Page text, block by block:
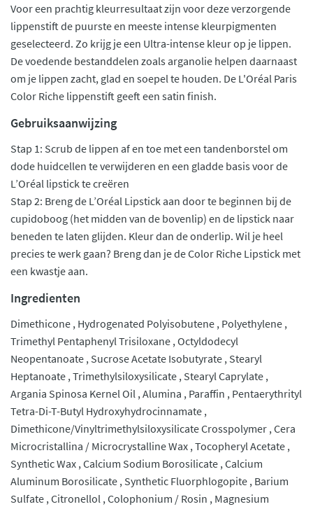
Voor een prachtig kleurresultaat zijn voor deze verzorgende
lippenstift de puurste en meeste intense kleurpigmenten
geselecteerd. Zo krijg je een Ultra-intense kleur op je lippen.
De voedende bestanddelen zoals arganolie helpen daarnaast
om je lippen zacht, glad en soepel te houden. De L'Oréal Paris
Color Riche lippenstift geeft een satin finish.
Gebruiksaanwijzing
Stap 1: Scrub de lippen af en toe met een tandenborstel om
dode huidcellen te verwijderen en een gladde basis voor de
L’Oréal lipstick te creëren
Stap 2: Breng de L’Oréal Lipstick aan door te beginnen bij de
cupidoboog (het midden van de bovenlip) en de lipstick naar
beneden te laten glijden. Kleur dan de onderlip. Wil je heel
precies te werk gaan? Breng dan je de Color Riche Lipstick met
een kwastje aan.
Ingredienten
Dimethicone , Hydrogenated Polyisobutene , Polyethylene ,
Trimethyl Pentaphenyl Trisiloxane , Octyldodecyl
Neopentanoate , Sucrose Acetate Isobutyrate , Stearyl
Heptanoate , Trimethylsiloxysilicate , Stearyl Caprylate ,
Argania Spinosa Kernel Oil , Alumina , Paraffin , Pentaerythrityl
Tetra-Di-T-Butyl Hydroxyhydrocinnamate ,
Dimethicone/Vinyltrimethylsiloxysilicate Crosspolymer , Cera
Microcristallina / Microcrystalline Wax , Tocopheryl Acetate ,
Synthetic Wax , Calcium Sodium Borosilicate , Calcium
Aluminum Borosilicate , Synthetic Fluorphlogopite , Barium
Sulfate , Citronellol , Colophonium / Rosin , Magnesium